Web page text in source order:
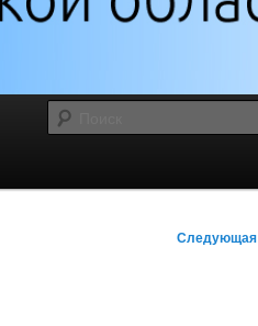
Следующая